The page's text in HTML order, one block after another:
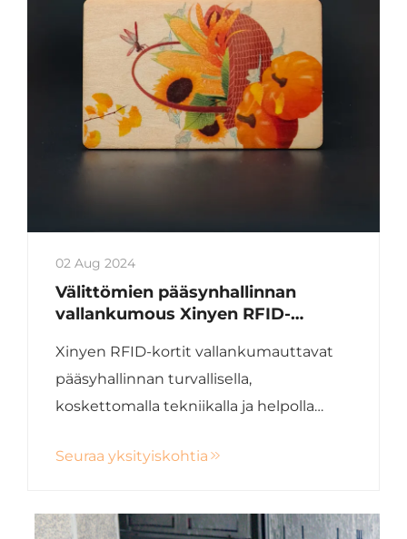
02 Aug 2024
Välittömien pääsynhallinnan
vallankumous Xinyen RFID-
Xinyen RFID-kortit vallankumauttavat
pääsyhallinnan turvallisella,
koskettomalla tekniikalla ja helpolla
turvallisuutta ja helpotuksia jo tänään!
Seuraa yksityiskohtia